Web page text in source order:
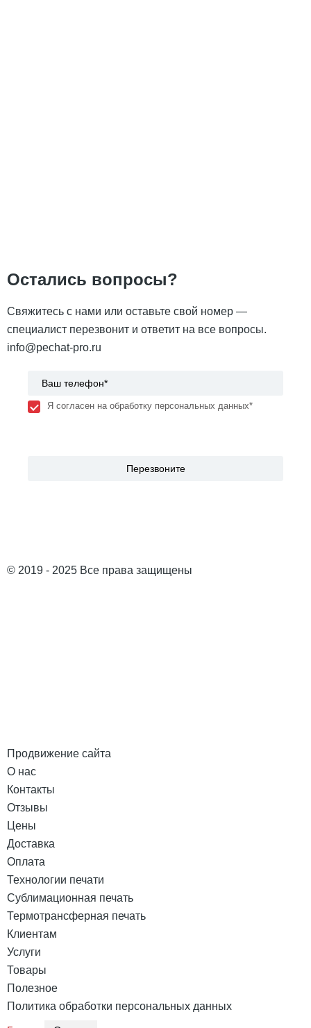
Остались вопросы?
Свяжитесь с нами или оставьте свой номер —
специалист перезвонит и ответит на все вопросы.
info@pechat-pro.ru
Я согласен на обработку персональных данных*
© 2019 - 2025 Все права защищены
Продвижение сайта
О нас
Контакты
Отзывы
Цены
Доставка
Оплата
Технологии печати
Сублимационная печать
Термотрансферная печать
Клиентам
Услуги
Товары
Полезное
Политика обработки персональных данных